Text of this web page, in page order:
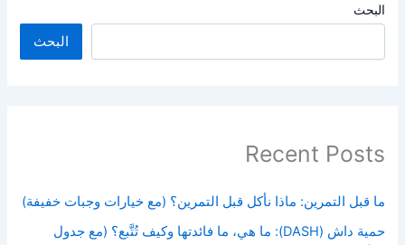
البحث
البحث
Recent Posts
ما قبل التمرين: ماذا نأكل قبل التمرين؟ (مع خيارات وجبات خفيفة)
حمية داش (DASH): ما هي، ما فائدتها وكيف تُتَّبع؟ (مع جدول